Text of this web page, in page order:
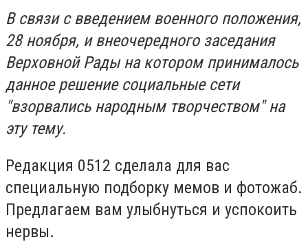
В связи с введением военного положения,
28 ноября, и внеочередного заседания
Верховной Рады на котором принималось
данное решение социальные сети
"взорвались народным творчеством" на
эту тему.
Редакция 0512 сделала для вас
специальную подборку мемов и фотожаб.
Предлагаем вам улыбнуться и успокоить
нервы.